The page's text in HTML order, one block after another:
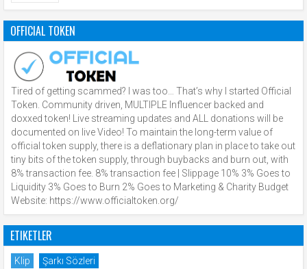
OFFICIAL TOKEN
Tired of getting scammed? I was too… That’s why I started Official
Token. Community driven, MULTIPLE Influencer backed and
doxxed token! Live streaming updates and ALL donations will be
documented on live Video! To maintain the long-term value of
official token supply, there is a deflationary plan in place to take out
tiny bits of the token supply, through buybacks and burn out, with
8% transaction fee. 8% transaction fee | Slippage 10% 3% Goes to
Liquidity 3% Goes to Burn 2% Goes to Marketing & Charity Budget
Website: https://www.officialtoken.org/
ETIKETLER
Klip Şarkı Sözleri